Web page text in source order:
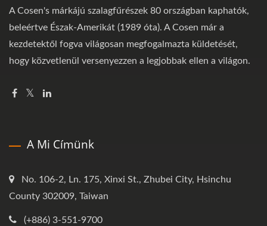
A Cosen's márkájú szalagfűrészek 80 országban kaphatók,
beleértve Észak-Amerikát (1989 óta). A Cosen már a
kezdetektől fogva világosan megfogalmazta küldetését,
hogy közvetlenül versenyezzen a legjobbak ellen a világon.
A Mi Címünk
No. 106-2, Ln. 175, Xinxi St., Zhubei City, Hsinchu
County 302009, Taiwan
(+886) 3-551-9700